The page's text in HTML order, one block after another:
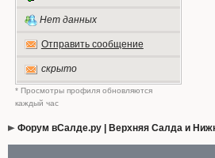
Нет данных
Отправить сообщение
скрыто
* Просмотры профиля обновляются
каждый час
Форум вСалде.ру | Верхняя Салда и